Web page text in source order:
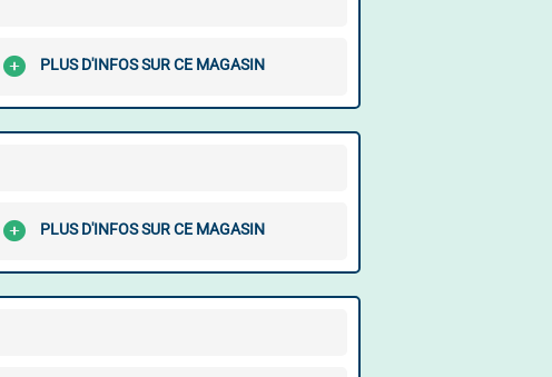
PLUS D'INFOS SUR CE MAGASIN
PLUS D'INFOS SUR CE MAGASIN